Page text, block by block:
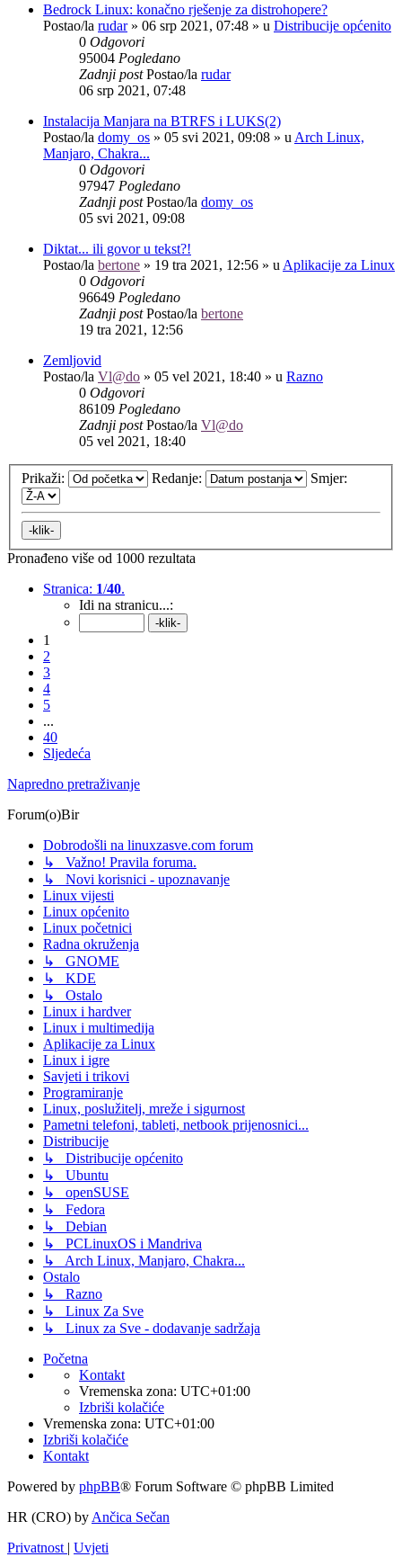
Bedrock Linux: konačno rješenje za distrohopere?
Postao/la rudar» 06 srp 2021, 07:48 » u Distribucije općenito
0 Odgovori
95004 Pogledano
Zadnji postPostao/la rudar
06 srp 2021, 07:48
Instalacija Manjara na BTRFS i LUKS(2)
Postao/la domy_os » 05 svi 2021, 09:08 » u Arch Linux,
Manjaro, Chakra...
0 Odgovori
97947 Pogledano
Zadnji postPostao/la domy_os
05 svi 2021, 09:08
Diktat... ili govor u tekst?!
Postao/la bertone » 19 tra 2021, 12:56 » u Aplikacije za Linux
0 Odgovori
96649 Pogledano
Zadnji postPostao/la bertone
19 tra 2021, 12:56
Zemljovid
Postao/la Vl@do » 05 vel 2021, 18:40 » u Razno
0 Odgovori
86109 Pogledano
Zadnji postPostao/la Vl@do
05 vel 2021, 18:40
Prikaži: Redanje: Smjer:
Pronađeno više od 1000 rezultata
Stranica: 1/40.
Idi na stranicu...:
1
2
3
4
5
...
40
Sljedeća
Napredno pretraživanje
Forum(o)Bir
Dobrodošli na linuxzasve.com forum
↳ Važno! Pravila foruma.
↳ Novi korisnici - upoznavanje
Linux vijesti
Linux općenito
Linux početnici
Radna okruženja
↳ GNOME
↳ KDE
↳ Ostalo
Linux i hardver
Linux i multimedija
Aplikacije za Linux
Linux i igre
Savjeti i trikovi
Programiranje
Linux, poslužitelj, mreže i sigurnost
Pametni telefoni, tableti, netbook prijenosnici...
Distribucije
↳ Distribucije općenito
↳ Ubuntu
↳ openSUSE
↳ Fedora
↳ Debian
↳ PCLinuxOS i Mandriva
↳ Arch Linux, Manjaro, Chakra...
Ostalo
↳ Razno
↳ Linux Za Sve
↳ Linux za Sve - dodavanje sadržaja
Početna
Kontakt
Vremenska zona: UTC+01:00
Izbriši kolačiće
Vremenska zona: UTC+01:00
Izbriši kolačiće
Kontakt
Powered by phpBB® Forum Software © phpBB Limited
HR (CRO) byAnčica Sečan
Privatnost
Uvjeti